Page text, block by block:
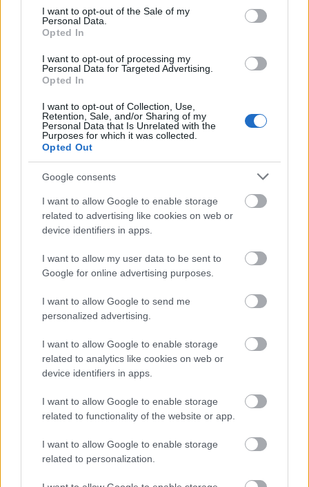
consent section.
I want to opt-out of the Sale of my
Personal Data.
Opted In
I want to opt-out of processing my
Personal Data for Targeted Advertising.
Opted In
I want to opt-out of Collection, Use,
Retention, Sale, and/or Sharing of my
Personal Data that Is Unrelated with the
Purposes for which it was collected.
Opted Out
Google consents
I want to allow Google to enable storage
related to advertising like cookies on web or
device identifiers in apps.
I want to allow my user data to be sent to
Google for online advertising purposes.
I want to allow Google to send me
personalized advertising.
I want to allow Google to enable storage
related to analytics like cookies on web or
device identifiers in apps.
I want to allow Google to enable storage
related to functionality of the website or app.
I want to allow Google to enable storage
related to personalization.
Odüsszeusz ellenáll
Szólj hozzá!
A hozzászóláshoz be kell lépned!
VAGY
csenerezi
8 éve
Én is elhallgatok, ha magyar szót hallok. De nem
azért, mert honfigyűlölő vagyok, hanem rossz érzés